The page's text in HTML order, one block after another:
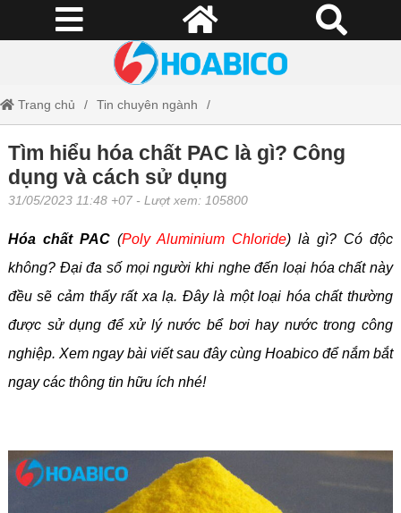
Trang chủ Tin chuyên ngành
Tìm hiểu hóa chất PAC là gì? Công dụng và cách sử dụng
Tìm hiểu hóa chất PAC là gì? Công
dụng và cách sử dụng
31/05/2023 11:48 +07 - Lượt xem: 105800
Hóa chất PAC(Poly Aluminium Chloride) là gì? Có độc
không? Đại đa số mọi người khi nghe đến loại hóa chất này
đều sẽ cảm thấy rất xa lạ. Đây là một loại hóa chất thường
được sử dụng để xử lý nước bể bơi hay nước trong công
nghiệp. Xem ngay bài viết sau đây cùng Hoabico để nắm bắt
ngay các thông tin hữu ích nhé!